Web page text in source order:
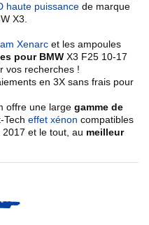
haute puissance de marque
X3
Xenarc et les ampoules
pour BMW X3 F25 10-17
vos recherches !
en 3X sans frais pour
offre une large gamme de
Tech effet xénon compatibles
2017 et le tout, au meilleur